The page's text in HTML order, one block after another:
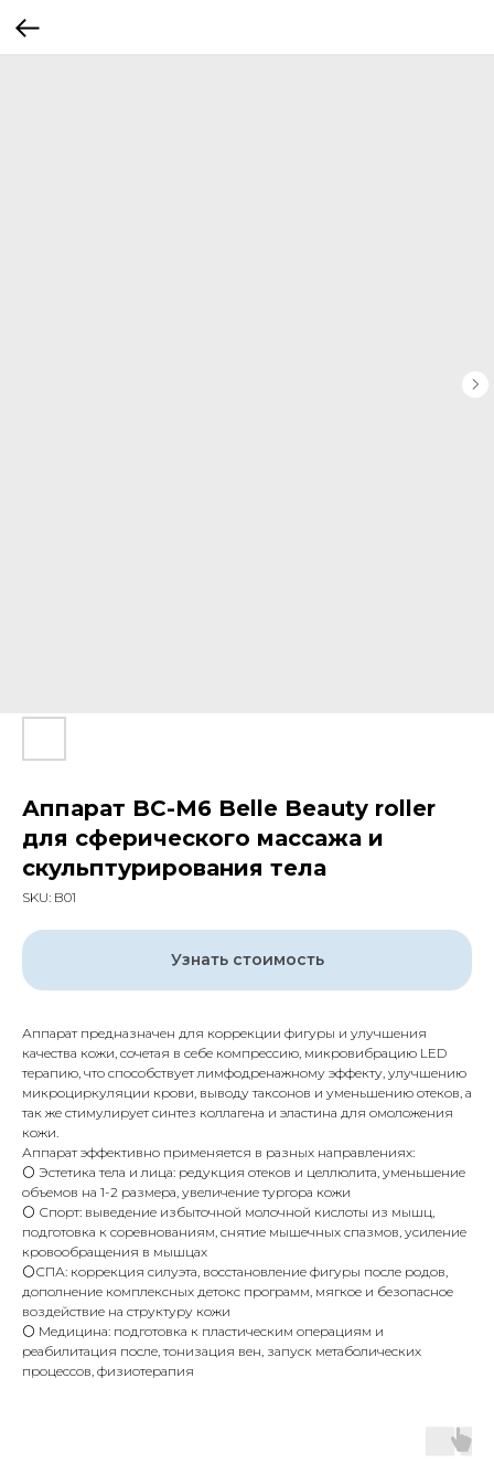
Аппарат BC-М6 Bellе Beauty roller
для сферического массажа и
скульптурирования тела
SKU: B01
Узнать стоимость
Аппарат предназначен для коррекции фигуры и улучшения
качества кожи, сочетая в себе компрессию, микровибрацию LED
терапию, что способствует лимфодренажному эффекту, улучшению
микроциркуляции крови, выводу таксонов и уменьшению отеков, а
так же стимулирует синтез коллагена и эластина для омоложения
кожи.
Аппарат эффективно применяется в разных направлениях:
⚪ Эстетика тела и лица: редукция отеков и целлюлита, уменьшение
объемов на 1-2 размера, увеличение тургора кожи
⚪ Спорт: выведение избыточной молочной кислоты из мышц,
подготовка к соревнованиям, снятие мышечных спазмов, усиление
кровообращения в мышцах
⚪СПА: коррекция силуэта, восстановление фигуры после родов,
дополнение комплексных детокс программ, мягкое и безопасное
воздействие на структуру кожи
⚪ Медицина: подготовка к пластическим операциям и
реабилитация после, тонизация вен, запуск метаболических
процессов, физиотерапия